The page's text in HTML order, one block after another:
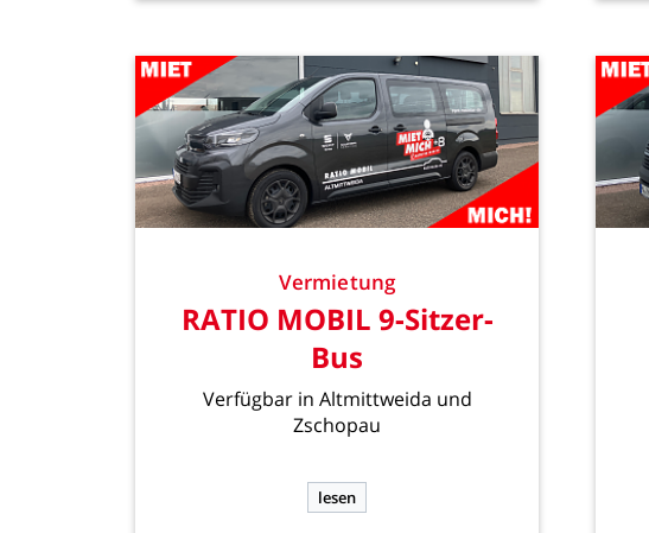
Vermietung
RATIO MOBIL 9-Sitzer-
Bus
Verfügbar in Altmittweida und
Zschopau
lesen